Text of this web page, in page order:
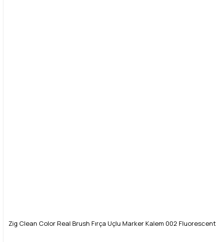
Zig Clean Color Real Brush Fırça Uçlu Marker Kalem 002 Fluorescent